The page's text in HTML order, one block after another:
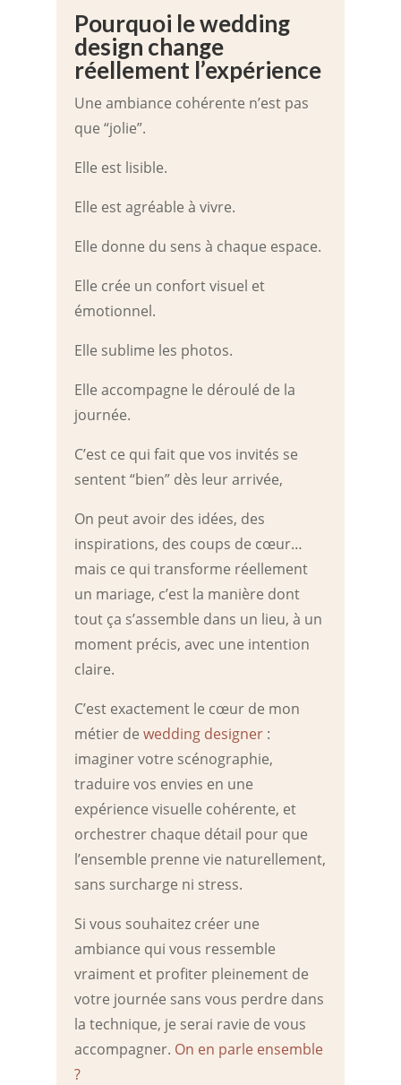
Pourquoi le wedding
design change
réellement l’expérience
Une ambiance cohérente n’est pas
que “jolie”.
Elle est lisible.
Elle est agréable à vivre.
Elle donne du sens à chaque espace.
Elle crée un confort visuel et
émotionnel.
Elle sublime les photos.
Elle accompagne le déroulé de la
journée.
C’est ce qui fait que vos invités se
sentent “bien” dès leur arrivée,
On peut avoir des idées, des
inspirations, des coups de cœur…
mais ce qui transforme réellement
un mariage, c’est la manière dont
tout ça s’assemble dans un lieu, à un
moment précis, avec une intention
claire.
C’est exactement le cœur de mon
métier de wedding designer:
imaginer votre scénographie,
traduire vos envies en une
expérience visuelle cohérente, et
orchestrer chaque détail pour que
l’ensemble prenne vie naturellement,
sans surcharge ni stress.
Si vous souhaitez créer une
ambiance qui vous ressemble
vraiment et profiter pleinement de
votre journée sans vous perdre dans
la technique, je serai ravie de vous
accompagner. On en parle ensemble
?